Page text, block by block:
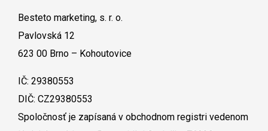
Besteto marketing, s. r. o.
Pavlovská 12
623 00 Brno – Kohoutovice
IČ: 29380553
DIČ: CZ29380553
Spoločnosť je zapísaná v obchodnom registri vedenom